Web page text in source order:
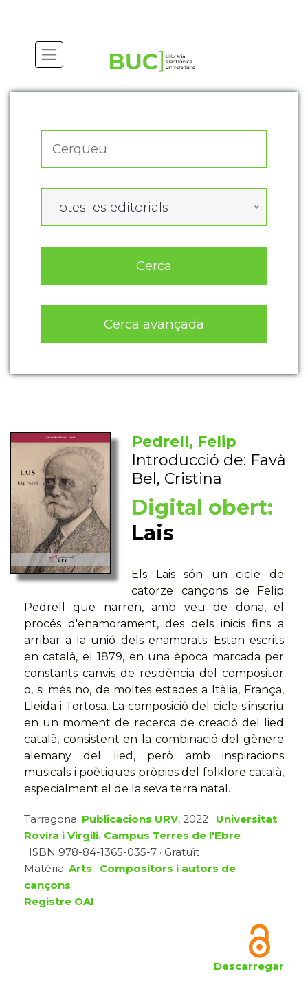
Totes les editorials
Cerca
Cerca avançada
Pedrell, Felip
Introducció de: Favà
Bel, Cristina
Digital obert:
Lais
Els Lais són un cicle de
catorze cançons de Felip
Pedrell que narren, amb veu de dona, el
procés d'enamorament, des dels inicis fins a
arribar a la unió dels enamorats. Estan escrits
en català, el 1879, en una època marcada per
constants canvis de residència del compositor
o, si més no, de moltes estades a Itàlia, França,
Lleida i Tortosa. La composició del cicle s'inscriu
en un moment de recerca de creació del lied
català, consistent en la combinació del gènere
alemany del lied, però amb inspiracions
musicals i poètiques pròpies del folklore català,
especialment el de la seva terra natal.
Tarragona: Publicacions URV, 2022 · Universitat
Rovira i Virgili. Campus Terres de l'Ebre
· ISBN 978-84-1365-035-7 · Gratuït
Matèria: Arts : Compositors i autors de
cançons
Registre OAI
Descarregar